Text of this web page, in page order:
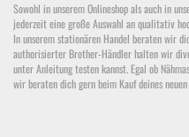
Sowohl in unserem Onlineshop als auch in
jederzeit eine große Auswahl an qualitativ
In unserem stationären Handel beraten wir
authorisierter Brother-Händler halten wir
unter Anleitung testen kannst. Egal ob
wir beraten dich gern beim Kauf deines neuen